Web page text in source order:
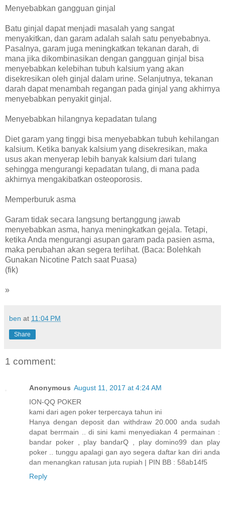
Menyebabkan gangguan ginjal
Batu ginjal dapat menjadi masalah yang sangat
menyakitkan, dan garam adalah salah satu penyebabnya.
Pasalnya, garam juga meningkatkan tekanan darah, di
mana jika dikombinasikan dengan gangguan ginjal bisa
menyebabkan kelebihan tubuh kalsium yang akan
disekresikan oleh ginjal dalam urine. Selanjutnya, tekanan
darah dapat menambah regangan pada ginjal yang akhirnya
menyebabkan penyakit ginjal.
Menyebabkan hilangnya kepadatan tulang
Diet garam yang tinggi bisa menyebabkan tubuh kehilangan
kalsium. Ketika banyak kalsium yang disekresikan, maka
usus akan menyerap lebih banyak kalsium dari tulang
sehingga mengurangi kepadatan tulang, di mana pada
akhirnya mengakibatkan osteoporosis.
Memperburuk asma
Garam tidak secara langsung bertanggung jawab
menyebabkan asma, hanya meningkatkan gejala. Tetapi,
ketika Anda mengurangi asupan garam pada pasien asma,
maka perubahan akan segera terlihat. (Baca: Bolehkah
Gunakan Nicotine Patch saat Puasa)
(fik)
»
ben at 11:04 PM
Share
1 comment:
Anonymous August 11, 2017 at 4:24 AM
ION-QQ POKER
kami dari agen poker terpercaya tahun ini
Hanya dengan deposit dan withdraw 20.000 anda sudah
dapat berrmain .. di sini kami menyediakan 4 permainan :
bandar poker , play bandarQ , play domino99 dan play
poker .. tunggu apalagi gan ayo segera daftar kan diri anda
dan menangkan ratusan juta rupiah | PIN BB : 58ab14f5
Reply